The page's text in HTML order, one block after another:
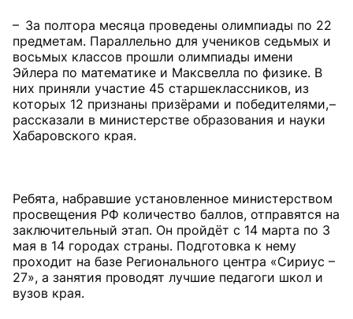
– За полтора месяца проведены олимпиады по 22
предметам. Параллельно для учеников седьмых и
восьмых классов прошли олимпиады имени
Эйлера по математике и Максвелла по физике. В
них приняли участие 45 старшеклассников, из
которых 12 признаны призёрами и победителями, –
рассказали в министерстве образования и науки
Хабаровского края.
Ребята, набравшие установленное министерством
просвещения РФ количество баллов, отправятся на
заключительный этап. Он пройдёт с 14 марта по 3
мая в 14 городах страны. Подготовка к нему
проходит на базе Регионального центра «Сириус –
27», а занятия проводят лучшие педагоги школ и
вузов края.